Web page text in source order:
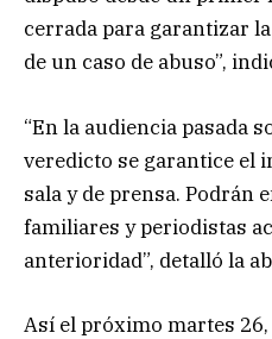
cerrada para garantizar
de un caso de abuso”,
“En la audiencia pasada
veredicto se garantice el
sala y de prensa. Podrán
familiares y periodistas
anterioridad”, detalló la
Así el próximo martes